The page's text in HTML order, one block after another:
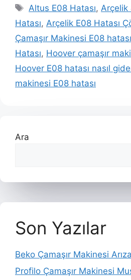
Etiketler
Altus E08 Hatası, Arçelik
Hatası, Arçelik E08 Hatası
Çamaşır Makinesi E08
Hatası, Hoover çamaşır
Hoover E08 hatası nasıl
makinesi E08 hatası
Ara
Son Yazılar
Beko Çamaşır Makinesi
Profilo Çamaşır Makinesi